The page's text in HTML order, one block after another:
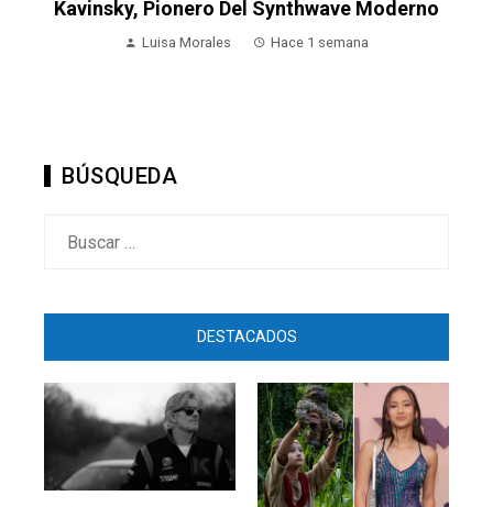
Kavinsky, Pionero Del Synthwave Moderno
Luisa Morales Hace 1 semana
BÚSQUEDA
DESTACADOS